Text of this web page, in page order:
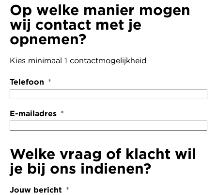
Op welke manier mogen
wij contact met je
opnemen?
Kies minimaal 1 contactmogelijkheid
Telefoon
E-mailadres
Welke vraag of klacht wil
je bij ons indienen?
Jouw bericht